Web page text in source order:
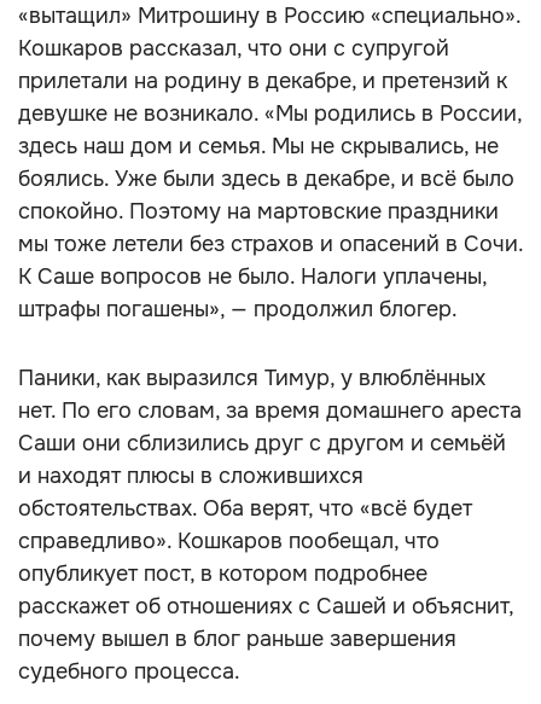
«вытащил» Митрошину в Россию «специально».
Кошкаров рассказал, что они с супругой
прилетали на родину в декабре, и претензий к
девушке не возникало. «Мы родились в России,
здесь наш дом и семья. Мы не скрывались, не
боялись. Уже были здесь в декабре, и всё было
спокойно. Поэтому на мартовские праздники
мы тоже летели без страхов и опасений в Сочи.
К Саше вопросов не было. Налоги уплачены,
штрафы погашены», — продолжил блогер.
Паники, как выразился Тимур, у влюблённых
нет. По его словам, за время домашнего ареста
Саши они сблизились друг с другом и семьёй
и находят плюсы в сложившихся
обстоятельствах. Оба верят, что «всё будет
справедливо». Кошкаров пообещал, что
опубликует пост, в котором подробнее
расскажет об отношениях с Сашей и объяснит,
почему вышел в блог раньше завершения
судебного процесса.